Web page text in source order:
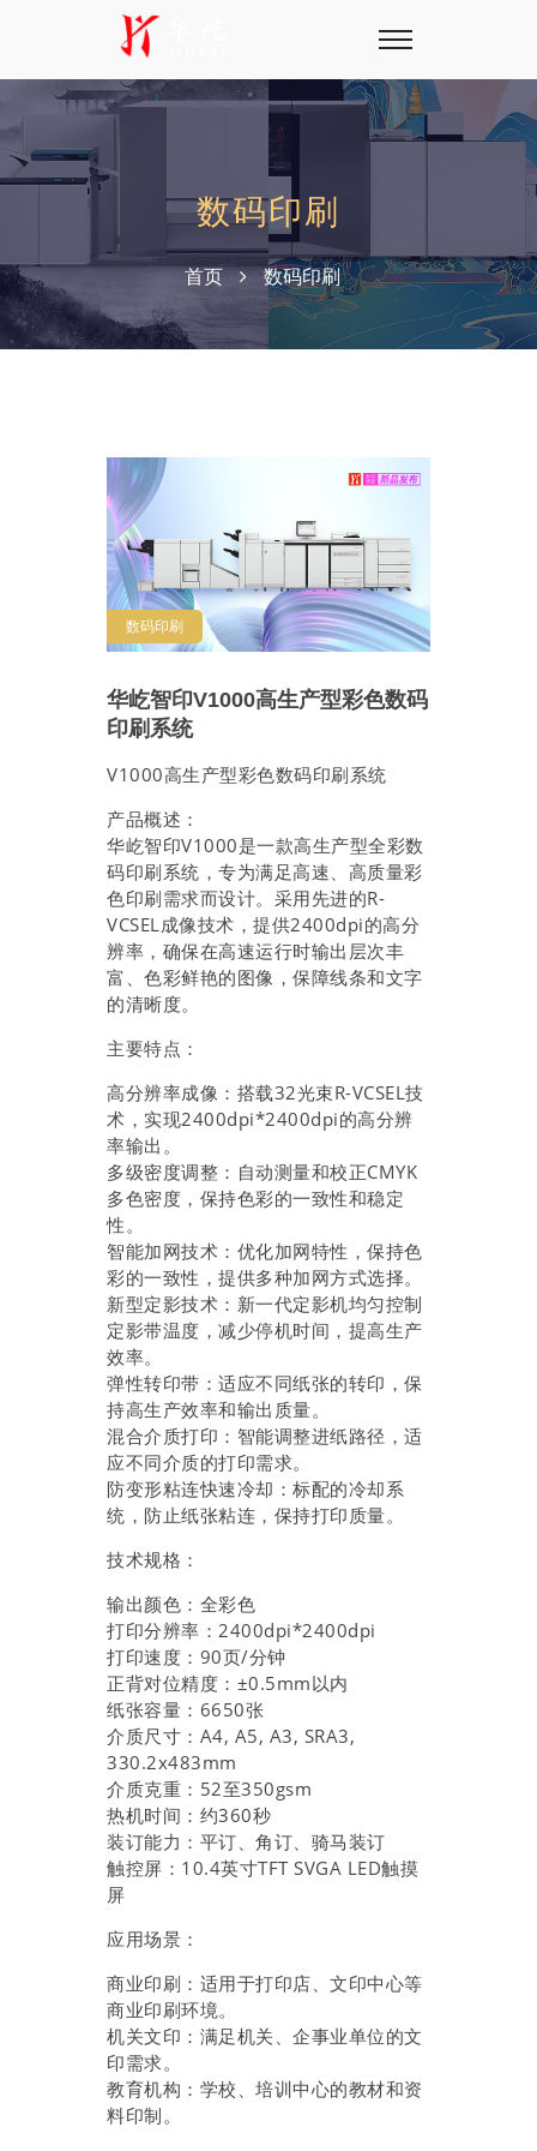
数码印刷
首页 数码印刷
数码印刷
华屹智印V1000高生产型彩色数码
印刷系统
V1000高生产型彩色数码印刷系统
产品概述：
华屹智印V1000是一款高生产型全彩数
码印刷系统，专为满足高速、高质量彩
色印刷需求而设计。采用先进的R-
VCSEL成像技术，提供2400dpi的高分
辨率，确保在高速运行时输出层次丰
富、色彩鲜艳的图像，保障线条和文字
的清晰度。
主要特点：
高分辨率成像：搭载32光束R-VCSEL技
术，实现2400dpi*2400dpi的高分辨
率输出。
多级密度调整：自动测量和校正CMYK
多色密度，保持色彩的一致性和稳定
性。
智能加网技术：优化加网特性，保持色
彩的一致性，提供多种加网方式选择。
新型定影技术：新一代定影机均匀控制
定影带温度，减少停机时间，提高生产
效率。
弹性转印带：适应不同纸张的转印，保
持高生产效率和输出质量。
混合介质打印：智能调整进纸路径，适
应不同介质的打印需求。
防变形粘连快速冷却：标配的冷却系
统，防止纸张粘连，保持打印质量。
技术规格：
输出颜色：全彩色
打印分辨率：2400dpi*2400dpi
打印速度：90页/分钟
正背对位精度：±0.5mm以内
纸张容量：6650张
介质尺寸：A4, A5, A3, SRA3,
330.2x483mm
介质克重：52至350gsm
热机时间：约360秒
装订能力：平订、角订、骑马装订
触控屏：10.4英寸TFT SVGA LED触摸
屏
应用场景：
商业印刷：适用于打印店、文印中心等
商业印刷环境。
机关文印：满足机关、企事业单位的文
印需求。
教育机构：学校、培训中心的教材和资
料印制。